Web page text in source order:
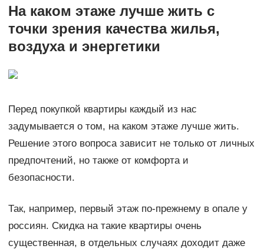
На каком этаже лучше жить с
точки зрения качества жилья,
воздуха и энергетики
Перед покупкой квартиры каждый из нас
задумывается о том, на каком этаже лучше жить.
Решение этого вопроса зависит не только от личных
предпочтений, но также от комфорта и
безопасности.
Так, например, первый этаж по-прежнему в опале у
россиян. Скидка на такие квартиры очень
существенная, в отдельных случаях доходит даже